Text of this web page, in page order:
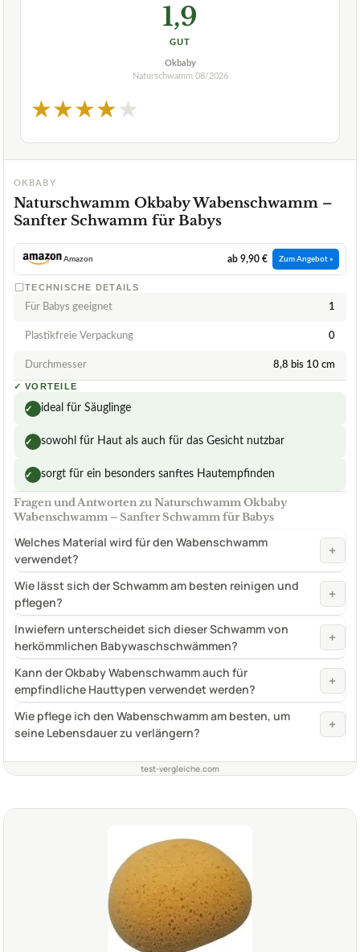
1,9
GUT
Okbaby
Naturschwamm 08/2026
★★★★★
OKBABY
Naturschwamm Okbaby Wabenschwamm –
Sanfter Schwamm für Babys
Amazon ab 9,90 € Zum Angebot »
TECHNISCHE DETAILS
Für Babys geeignet 1
Plastikfreie Verpackung 0
Durchmesser 8,8 bis 10 cm
✓ VORTEILE
✓ ideal für Säuglinge
✓ sowohl für Haut als auch für das Gesicht nutzbar
✓ sorgt für ein besonders sanftes Hautempfinden
Fragen und Antworten zu Naturschwamm Okbaby
Wabenschwamm – Sanfter Schwamm für Babys
Welches Material wird für den Wabenschwamm
verwendet?
+
Wie lässt sich der Schwamm am besten reinigen und
pflegen?
+
Inwiefern unterscheidet sich dieser Schwamm von
herkömmlichen Babywaschschwämmen?
+
Kann der Okbaby Wabenschwamm auch für
empfindliche Hauttypen verwendet werden?
+
Wie pflege ich den Wabenschwamm am besten, um
seine Lebensdauer zu verlängern?
+
test-vergleiche.com